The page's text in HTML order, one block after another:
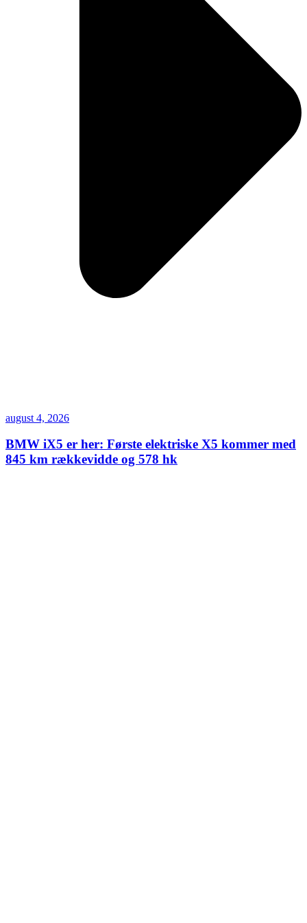
august 4, 2026
BMW iX5 er her: Første elektriske X5 kommer med
845 km rækkevidde og 578 hk